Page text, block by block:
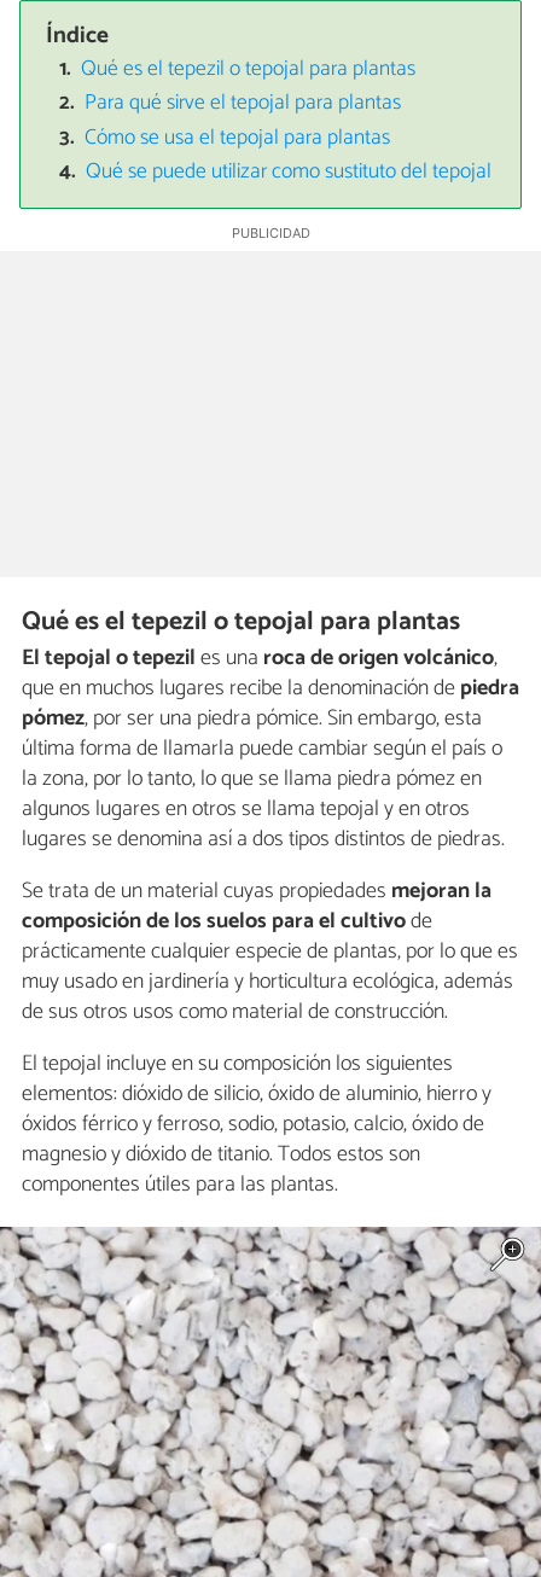
Índice
Qué es el tepezil o tepojal para plantas
Para qué sirve el tepojal para plantas
Cómo se usa el tepojal para plantas
Qué se puede utilizar como sustituto del tepojal
Qué es el tepezil o tepojal para plantas
El tepojal o tepeziles una roca de origen volcánico,
que en muchos lugares recibe la denominación depiedra
pómez, por ser una piedra pómice. Sin embargo, esta
última forma de llamarla puede cambiar según el país o
la zona, por lo tanto, lo que se llama piedra pómez en
algunos lugares en otros se llama tepojal y en otros
lugares se denomina así a dos tipos distintos de piedras.
Se trata de un material cuyas propiedades mejoran la
composición de los suelos para el cultivode
prácticamente cualquier especie de plantas, por lo que es
muy usado en jardinería y horticultura ecológica, además
de sus otros usos como material de construcción.
El tepojal incluye en su composición los siguientes
elementos: dióxido de silicio, óxido de aluminio, hierro y
óxidos férrico y ferroso, sodio, potasio, calcio, óxido de
magnesio y dióxido de titanio. Todos estos son
componentes útiles para las plantas.